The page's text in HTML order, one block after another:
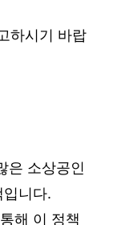
하시기 바랍
은 소상공인
니다.
해 이 정책